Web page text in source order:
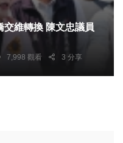
交維轉換 陳文忠議員
7,998 觀看 3 分享